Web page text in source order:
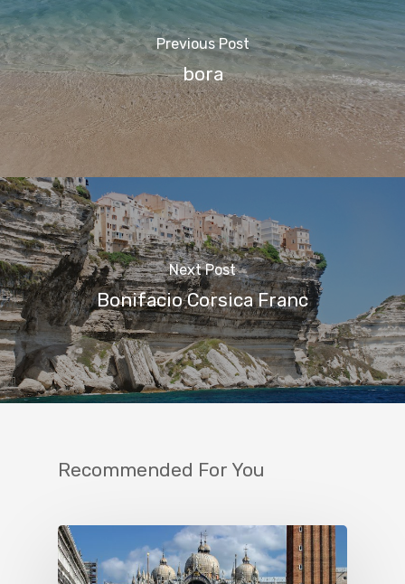
Previous Post
bora
Next Post
Bonifacio Corsica Franc
Recommended For You